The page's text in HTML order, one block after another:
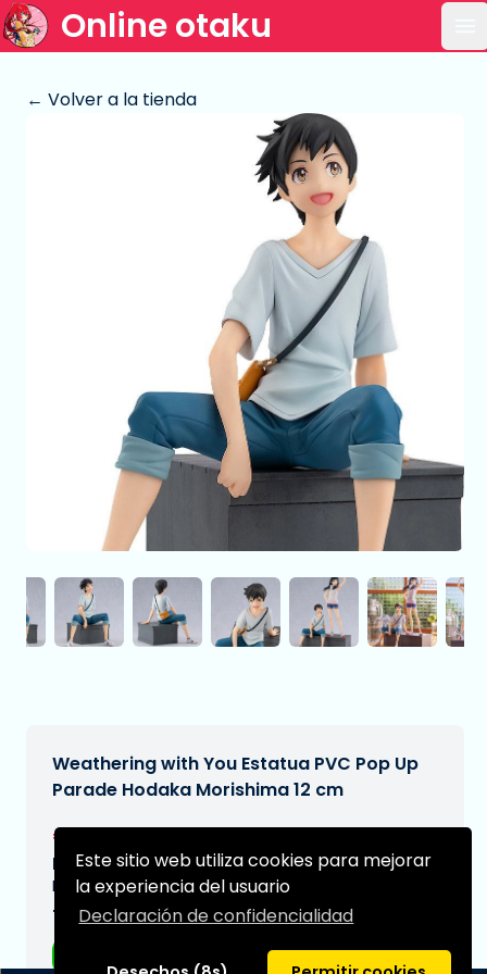
Este sitio web utiliza cookies para mejorar
la experiencia del usuario
Declaración de confidencialidad
Online otaku
← Volver a la tienda
Weathering with You Estatua PVC Pop Up
Parade Hodaka Morishima 12 cm
€41,95
Fecha de entrega prevista:
N/A
Tipo: